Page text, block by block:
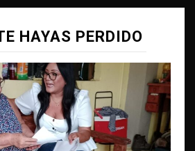
HAYAS PERDIDO